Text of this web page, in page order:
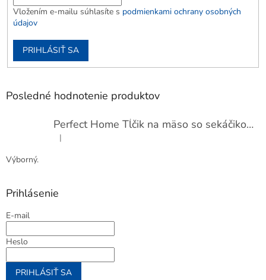
Vložením e-mailu súhlasíte s podmienkami ochrany osobných
údajov
PRIHLÁSIŤ SA
Posledné hodnotenie produktov
Perfect Home Tĺčik na mäso so sekáčikom, 56893
Hodnotenie produktu je 5 z 5 hviezdičiek.
|
Výborný.
Prihlásenie
E-mail
Heslo
PRIHLÁSIŤ SA